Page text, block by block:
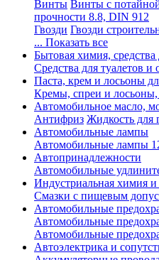
Винты Винты с
прочности 8.8, DIN 912
Гвозди Гвозди
... Показать все
Бытовая химия,
Средства для туалетов и
Паста, крем и лосьоны
Кремы, спреи и лосьоны,
Автомобильное масло,
Антифриз Жидкость для
Автомобильные лампы
Автомобильные лампы
Автопринадлежности
Автомобильные
Индустриальная химия
Смазки с пищевым
Автомобильные
Автомобильные
Автомобильные
Автоэлектрика и